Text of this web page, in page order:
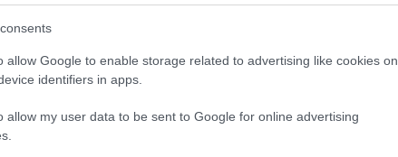
allow Google to enable storage related to advertising like cookies on
identifiers in apps.
allow my user data to be sent to Google for online advertising